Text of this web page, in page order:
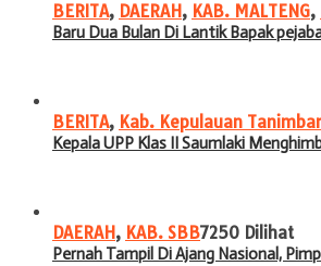
BERITA, DAERAH , KAB. MALTENG,
Baru Dua Bulan Di Lantik Bapak
BERITA, Kab. Kepulauan Tanimbar
Kepala UPP Klas II Saumlaki
DAERAH , KAB. SBB7250 Dilihat
Pernah Tampil Di Ajang Nasional,